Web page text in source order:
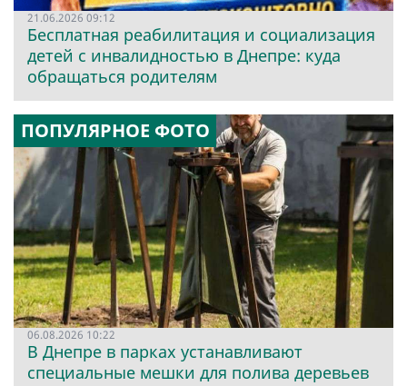
21.06.2026 09:12
Бесплатная реабилитация и социализация
детей с инвалидностью в Днепре: куда
обращаться родителям
ПОПУЛЯРНОЕ ФОТО
06.08.2026 10:22
В Днепре в парках устанавливают
специальные мешки для полива деревьев